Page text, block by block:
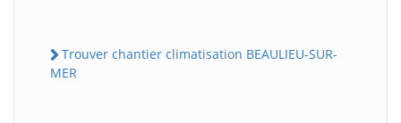
Trouver chantier climatisation BEAULIEU-SUR-
MER